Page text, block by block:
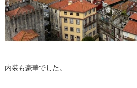
内装も豪華でした。